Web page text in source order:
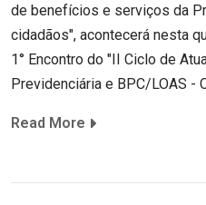
de benefícios e serviços da
cidadãos", acontecerá nesta
1° Encontro do "II Ciclo de
Previdenciária e BPC/LOAS -
Read More